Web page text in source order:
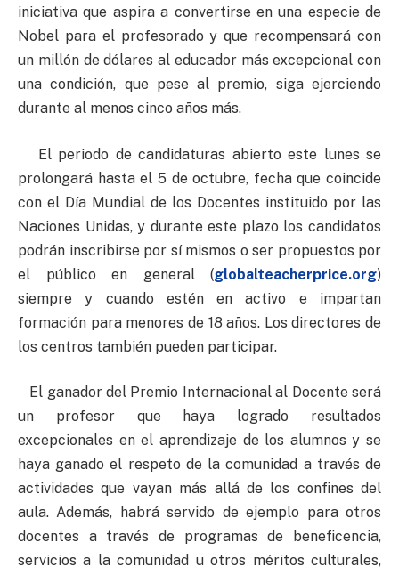
iniciativa que aspira a convertirse en una especie de
Nobel para el profesorado y que recompensará con
un millón de dólares al educador más excepcional con
una condición, que pese al premio, siga ejerciendo
durante al menos cinco años más.
El periodo de candidaturas abierto este lunes se
prolongará hasta el 5 de octubre, fecha que coincide
con el Día Mundial de los Docentes instituido por las
Naciones Unidas, y durante este plazo los candidatos
podrán inscribirse por sí mismos o ser propuestos por
el público en general (globalteacherprice.org)
siempre y cuando estén en activo e impartan
formación para menores de 18 años. Los directores de
los centros también pueden participar.
El ganador del Premio Internacional al Docente será
un profesor que haya logrado resultados
excepcionales en el aprendizaje de los alumnos y se
haya ganado el respeto de la comunidad a través de
actividades que vayan más allá de los confines del
aula. Además, habrá servido de ejemplo para otros
docentes a través de programas de beneficencia,
servicios a la comunidad u otros méritos culturales,